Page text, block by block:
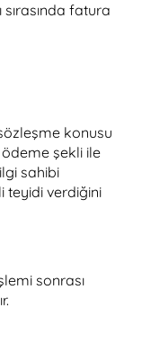
fatura
konusu
ödeme şekli ile
sahibi
teyidi verdiğini
sonrası